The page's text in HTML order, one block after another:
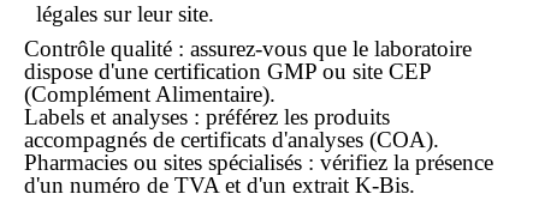
légales sur leur site.
Contrôle qualité : assurez-vous que le laboratoire
dispose d'une certification GMP ou site CEP
(Complément Alimentaire).
Labels et analyses : préférez les produits
accompagnés de certificats d'analyses (COA).
Pharmacies ou sites spécialisés : vérifiez la présence
d'un numéro de TVA et d'un extrait K-Bis.